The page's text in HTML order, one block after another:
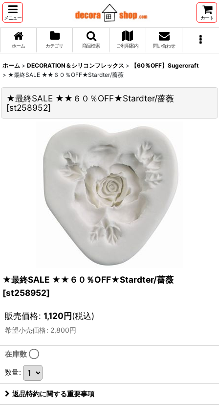
メニュー カート
ホーム カテゴリ 商品検索 ご利用案内 問い合わせ
ホーム > DECORATION＆シリコンフレックス >
【60％OFF】Sugercraft
> ★最終SALE ★★６０％OFF★Stardter/薔薇
★最終SALE ★★６０％OFF★Stardter/薔薇
[st258952]
★最終SALE ★★６０％OFF★Stardter/薔薇
[st258952]
販売価格: 1,120円(税込)
希望小売価格: 2,800円
在庫数 ◯
数量:
返品特約に関する重要事項